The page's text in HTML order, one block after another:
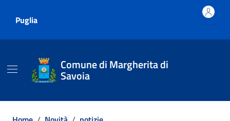
Puglia
Comune di Margherita di
Savoia